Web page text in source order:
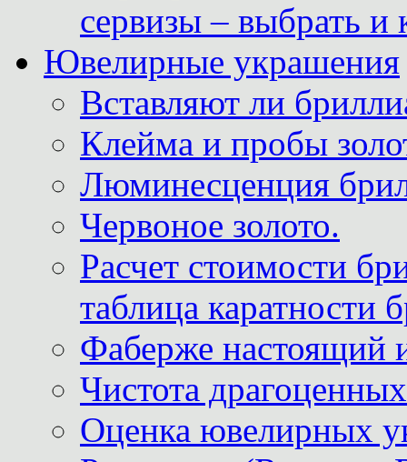
сервизы – выбрать и
Ювелирные украшения
Вставляют ли
Клейма и пробы
Люминесценция
Червоное золото.
Расчет стоимости
таблица каратности
Фаберже настоящий
Чистота
Оценка ювелирных